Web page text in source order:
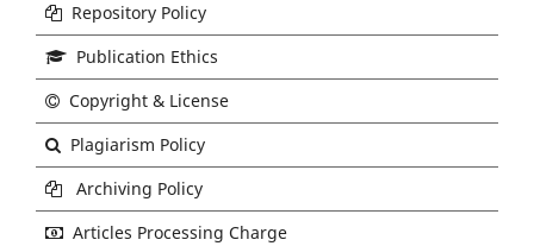
Repository Policy
Publication Ethics
Copyright & License
Plagiarism Policy
Archiving Policy
Articles Processing Charge